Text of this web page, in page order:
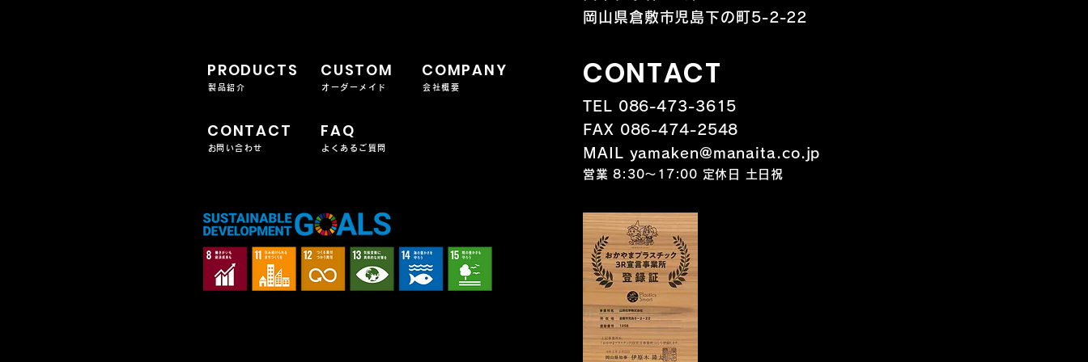
PRODUCTS
製品紹介
COMPANY
会社概要
CUSTOM
オーダーメイド
CONTACT
​お問い合わせ
FAQ
よくあるご質問
岡山県倉敷市児島下の町5-2-22
CONTACT
TEL 086-473-3615
FAX 086-474-2548
MAIL yamaken@manaita.co.jp
営業 8:30～17:00 定休日 土日祝